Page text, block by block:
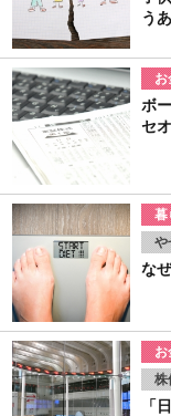
う
お
ボ
セ
暮
や
な
お
株
「